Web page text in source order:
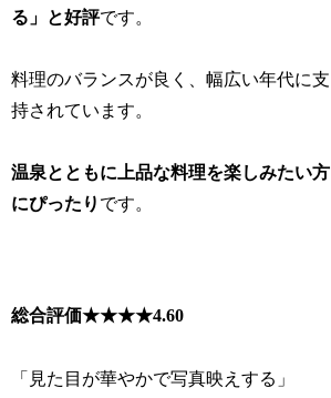
る」と好評です。
料理のバランスが良く、幅広い年代に支
持されています。
温泉とともに上品な料理を楽しみたい方
にぴったり です。
総合評価★★★★4.60
「見た目が華やかで写真映えする」